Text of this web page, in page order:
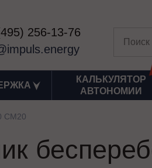
256-13-76
КАЛЬКУЛЯТОР
АВТОНОМИИ
СМ20